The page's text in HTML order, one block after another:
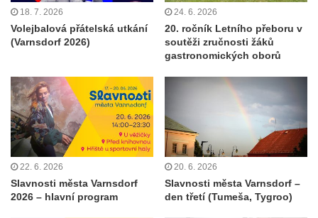
18. 7. 2026
Volejbalová přátelská utkání
(Varnsdorf 2026)
24. 6. 2026
20. ročník Letního přeboru v
soutěži zručnosti žáků
gastronomických oborů
22. 6. 2026
Slavnosti města Varnsdorf
2026 – hlavní program
20. 6. 2026
Slavnosti města Varnsdorf –
den třetí (Tumeša, Tygroo)